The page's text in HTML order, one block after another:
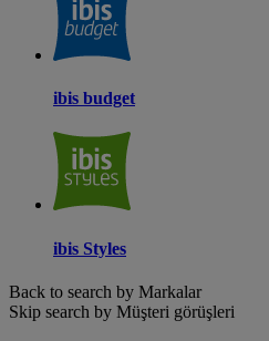
ibis budget
ibis Styles
Back to search by Markalar
Skip search by Müşteri görüşleri